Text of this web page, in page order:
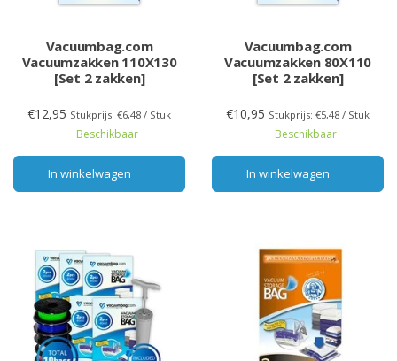
Vacuumbag.com
Vacuumzakken 110X130
[Set 2 zakken]
€12,95 Stukprijs: €6,48 / Stuk
Beschikbaar
In winkelwagen
Vacuumbag.com
Vacuumzakken 80X110
[Set 2 zakken]
€10,95 Stukprijs: €5,48 / Stuk
Beschikbaar
In winkelwagen